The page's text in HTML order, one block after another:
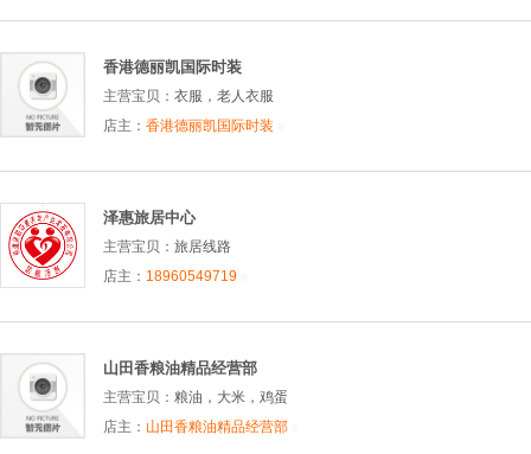
香港德丽凯国际时装
主营宝贝： 衣服，老人衣服
店主： 香港德丽凯国际时装
泽惠旅居中心
主营宝贝： 旅居线路
店主： 18960549719
山田香粮油精品经营部
主营宝贝： 粮油，大米，鸡蛋
店主： 山田香粮油精品经营部